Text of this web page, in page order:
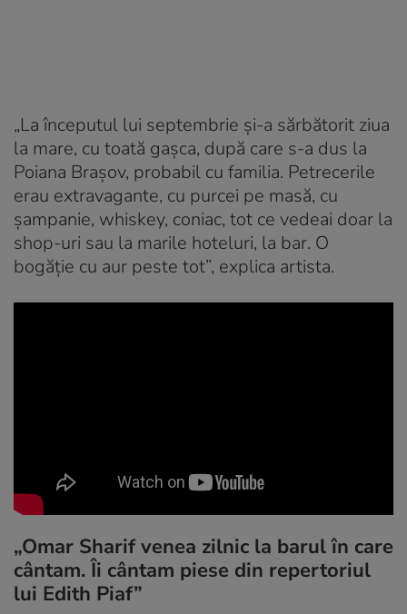
„La începutul lui septembrie și-a sărbătorit ziua
la mare, cu toată gașca, după care s-a dus la
Poiana Brașov, probabil cu familia. Petrecerile
erau extravagante, cu purcei pe masă, cu
șampanie, whiskey, coniac, tot ce vedeai doar la
shop-uri sau la marile hoteluri, la bar. O
bogăție cu aur peste tot”, explica artista.
„Omar Sharif venea zilnic la barul în care
cântam. Îi cântam piese din repertoriul
lui Edith Piaf”